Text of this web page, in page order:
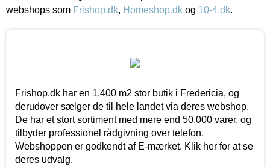
webshops som Frishop.dk, Homeshop.dk og 10-4.dk.
Frishop.dk har en 1.400 m2 stor butik i Fredericia, og
derudover sælger de til hele landet via deres webshop.
De har et stort sortiment med mere end 50.000 varer, og
tilbyder professionel rådgivning over telefon.
Webshoppen er godkendt af E-mærket. Klik her for at se
deres udvalg.